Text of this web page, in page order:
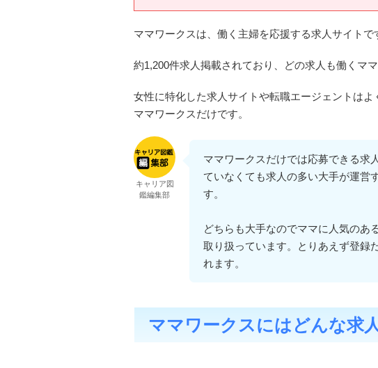
ママワークスは、働く主婦を応援する求人サイトで
約1,200件求人掲載されており、どの求人も働くマ
女性に特化した求人サイトや転職エージェントは
ママワークスだけです。
キャリア図
鑑編集部
ママワークスだけでは応募できる求
ていなくても求人の多い大手が運営
す。
どちらも大手なのでママに人気のあ
取り扱っています。とりあえず登録
れます。
ママワークスにはどんな求